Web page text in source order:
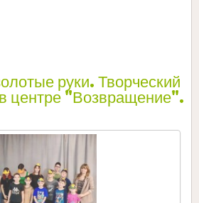
руки. Творческий
центре "Возвращение".